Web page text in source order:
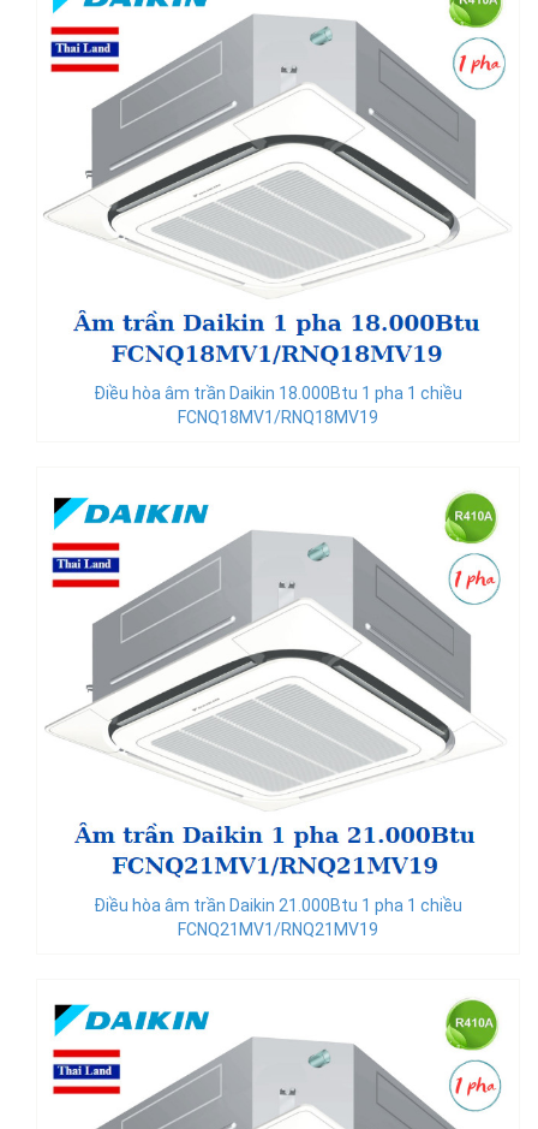
Điều hòa âm trần Daikin 18.000Btu 1 pha 1 chiều
FCNQ18MV1/RNQ18MV19
Điều hòa âm trần Daikin 21.000Btu 1 pha 1 chiều
FCNQ21MV1/RNQ21MV19